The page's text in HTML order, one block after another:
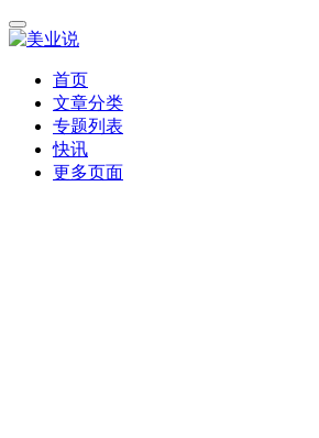
首页
文章分类
专题列表
快讯
更多页面